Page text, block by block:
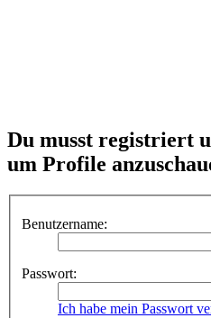
Du musst registriert
um Profile
Benutzername:
Passwort:
Ich habe mein Passwort